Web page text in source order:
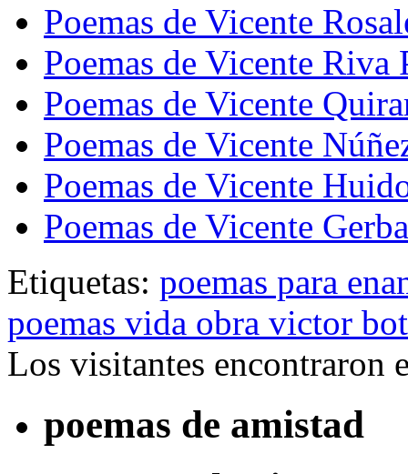
Poemas de Vicente
Poemas de Vicente Riva
Poemas de Vicente
Poemas de Vicente
Poemas de Vicente
Poemas de Vicente
Etiquetas: poemas para
poemas vida obra victor
Los visitantes encontraron
poemas de amistad